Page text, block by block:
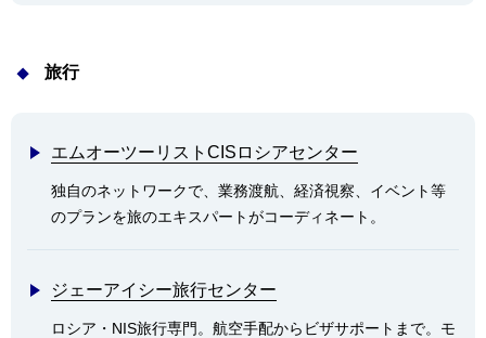
旅行
エムオーツーリストCISロシアセンター
独自のネットワークで、業務渡航、経済視察、イベント等
のプランを旅のエキスパートがコーディネート。
ジェーアイシー旅行センター
ロシア・NIS旅行専門。航空手配からビザサポートまで。モ